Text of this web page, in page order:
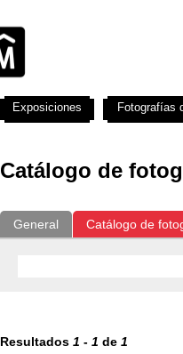
Catálogo de
General Catálogo de
Resultados 1 - 1 de 1
Exposiciones Fotografías